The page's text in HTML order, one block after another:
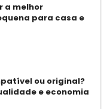
a melhor
para casa e
ou original?
e economia